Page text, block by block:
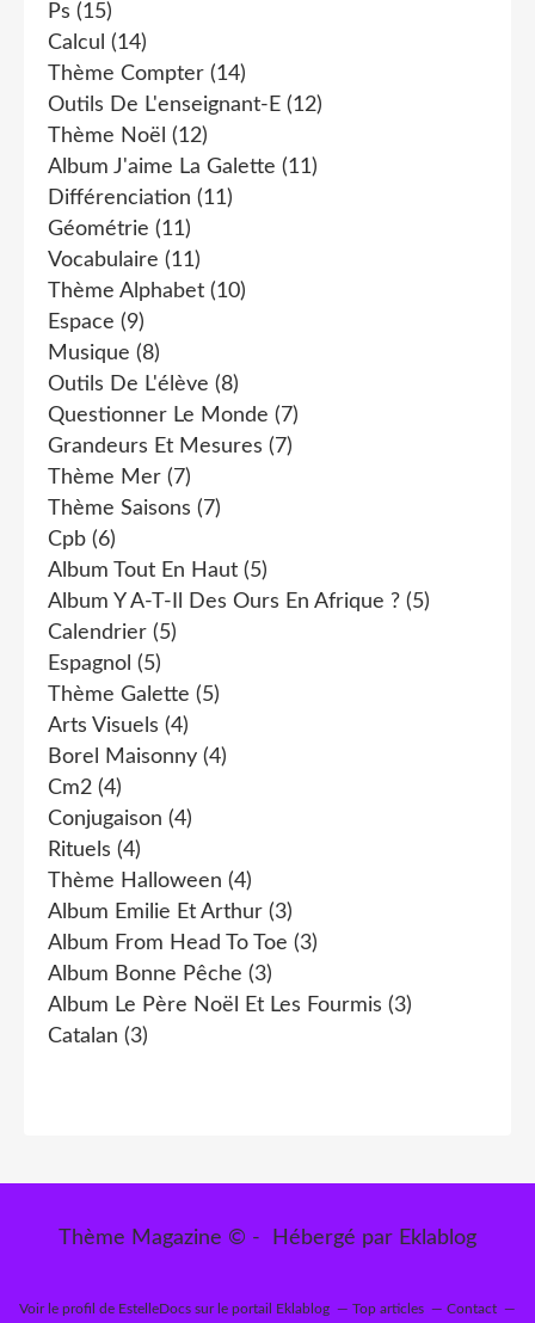
Ps (15)
Calcul (14)
Thème Compter (14)
Outils De L'enseignant-E (12)
Thème Noël (12)
Album J'aime La Galette (11)
Différenciation (11)
Géométrie (11)
Vocabulaire (11)
Thème Alphabet (10)
Espace (9)
Musique (8)
Outils De L'élève (8)
Questionner Le Monde (7)
Grandeurs Et Mesures (7)
Thème Mer (7)
Thème Saisons (7)
Cpb (6)
Album Tout En Haut (5)
Album Y A-T-Il Des Ours En Afrique ? (5)
Calendrier (5)
Espagnol (5)
Thème Galette (5)
Arts Visuels (4)
Borel Maisonny (4)
Cm2 (4)
Conjugaison (4)
Rituels (4)
Thème Halloween (4)
Album Emilie Et Arthur (3)
Album From Head To Toe (3)
Album Bonne Pêche (3)
Album Le Père Noël Et Les Fourmis (3)
Catalan (3)
Thème Magazine © - Hébergé par Eklablog
Voir le profil de EstelleDocs sur le portail Eklablog Top articles Contact